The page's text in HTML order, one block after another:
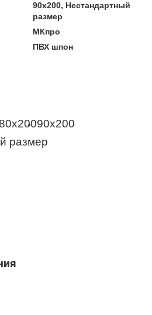
90x200, Нестандартный
размер
МКпро
ПВХ шпон
90x200
размер